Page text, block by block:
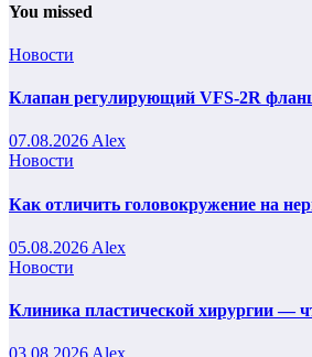
You missed
Новости
Клапан регулирующий VFS-2R
07.08.2026 Alex
Новости
Как отличить головокружение на
05.08.2026 Alex
Новости
Клиника пластической хирургии —